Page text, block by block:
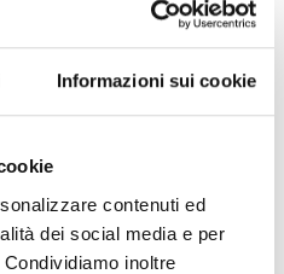
Informazioni sui cookie
contenuti ed
dei social media e per
inoltre
nBoss und nCard
Air2